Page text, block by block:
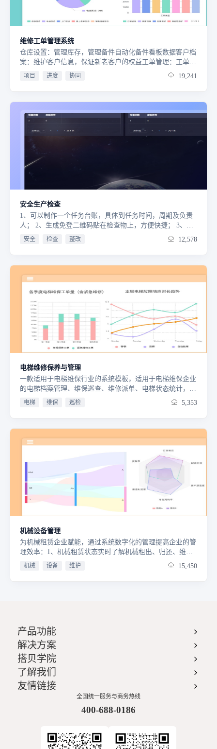
维修工单管理系统
仓库设置：管理库存，管理备件自动化备件看板数据客户档
案：维护客户信息，保证新老客户的权益工单管理：工单流
转，提高派单工作效率数据报表：自动化数据看板，轻松查
项目 进度 协同 19,241
安全生产检查
1、可以制作一个任务台账，具体到任务时间，周期及负责
人； 2、生成免登二维码贴在检查物上，方便快捷； 3、检
查后自动升的检查表看板，可以看到详细看到检查内容；
4、检查中出现异常系统会自动统计，并通知相关人员；
和调整。
安全 检查 整改 12,578
电梯维修保养与管理
一款适用于电梯维保行业的系统模板，适用于电梯维保企业
的电梯档案管理、维保巡查、维修派单、电梯状态统计，方
便及时发现并解决企业存在的安全问题。
电梯 维保 巡检 5,353
机械设备管理
为机械租赁企业赋能，通过系统数字化的管理提高企业的管
理效率：1、机械租赁状态实时了解机械租出、归还、维
修、报废自动更新设备状态，实时统计设备可用与分布情
况。2、机械和驾驶员每日工作量实时统计负责人通过手机
效益实时统计单台机械运营过程所有成本、进场项目实际收
入自动汇总，经营效益实时统计。
机械 设备 维护 15,450
产品功能
解决方案
搭贝学院
了解我们
友情链接
全国统一服务与商务热线
400-688-0186